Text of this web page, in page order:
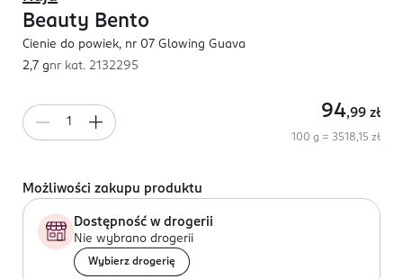
Beauty Bento
Cienie do powiek, nr 07 Glowing Guava
2,7 gnr kat. 2132295
94,99 zł
100 g = 3518,15 zł
Możliwości zakupu produktu
Dostępność w drogerii
Nie wybrano drogerii
Wybierz drogerię